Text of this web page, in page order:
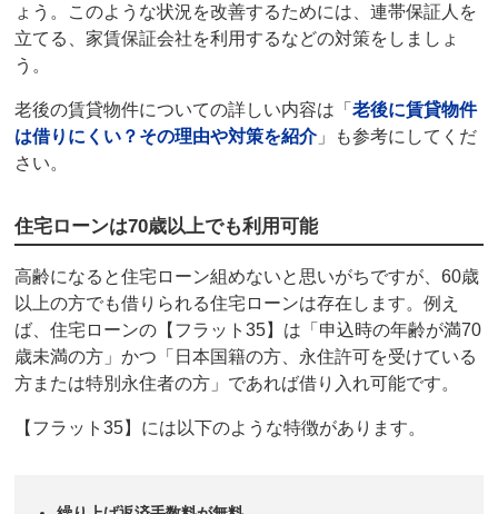
ょう。このような状況を改善するためには、連帯保証人 を
立てる、家賃保証会社を利用するなどの対策をしましょ
う。
老後の賃貸物件についての詳しい内容は「老後に賃貸物件
は借りにくい？その理由や対策を紹介」も参考にしてくだ
さい。
住宅ローンは70歳以上でも利用可能
高齢になると住宅ローン組めないと思いがちですが、60歳
以上の方でも借りられる住宅ローンは存在します。例え
ば、住宅ローンの【 フラット35】は「申込時の年齢が満70
歳未満の方」かつ「日本国籍の方、永住許可を受けている
方または特別永住者の方」であれば借り入れ可能です。
【 フラット35】には以下のような特徴があります。